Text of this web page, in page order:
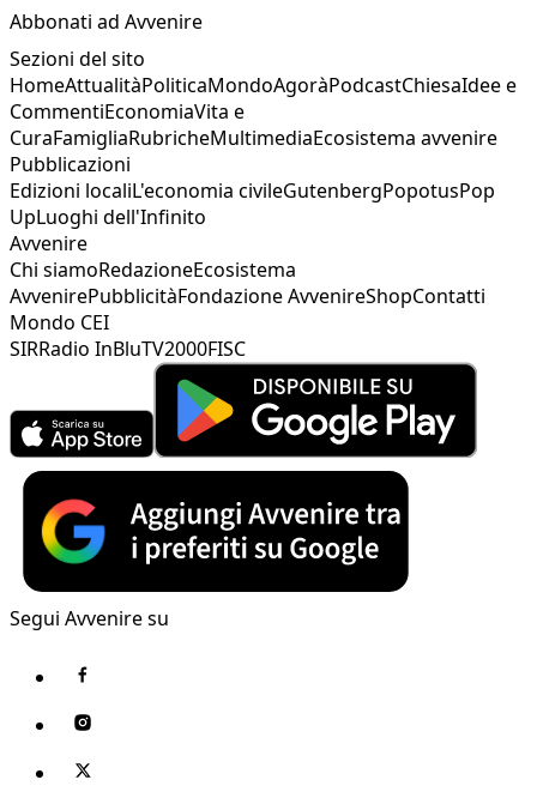
Abbonati ad Avvenire
Sezioni del sito
HomeAttualitàPoliticaMondoAgoràPodcastChiesaIdee e
CommentiEconomiaVita e
CuraFamigliaRubricheMultimediaEcosistema avvenire
Pubblicazioni
Edizioni localiL'economia civileGutenbergPopotusPop
UpLuoghi dell'Infinito
Avvenire
Chi siamoRedazioneEcosistema
AvvenirePubblicitàFondazione AvvenireShopContatti
Mondo CEI
SIRRadio InBluTV2000FISC
Segui Avvenire su